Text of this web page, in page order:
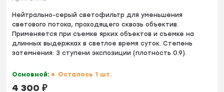
Нейтрально-серый светофильтр для уменьшения
светового потока, проходящего сквозь объектив.
Применяется при съемке ярких объектов и съемке на
длинных выдержках в светлое время суток. Степень
затемнения: 3 ступени экспозиции (плотность 0.9).
Основной: Осталось 1 шт.
4 300 ₽